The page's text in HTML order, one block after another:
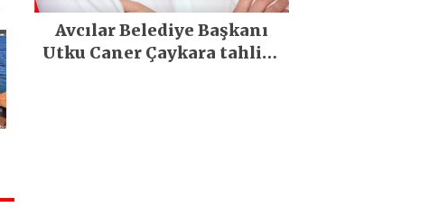
Avcılar Belediye Başkanı
Utku Caner Çaykara tahliye